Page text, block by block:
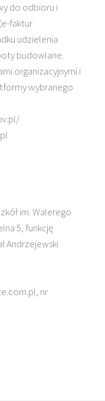
do odbioru i
faktur
udzielenia
budowlane.
organizacyjnymi i
wybranego
im. Walerego
5, funkcję
Andrzejewski
nr